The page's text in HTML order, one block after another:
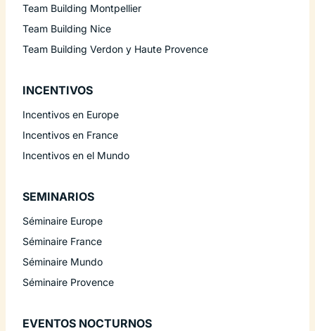
Team Building Montpellier
Team Building Nice
Team Building Verdon y Haute Provence
INCENTIVOS
Incentivos en Europe
Incentivos en France
Incentivos en el Mundo
SEMINARIOS
Séminaire Europe
Séminaire France
Séminaire Mundo
Séminaire Provence
EVENTOS NOCTURNOS